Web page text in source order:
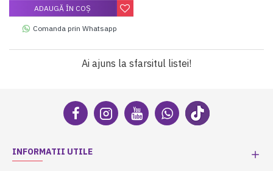
ADAUGĂ ÎN COŞ
Comanda prin Whatsapp
Ai ajuns la sfarsitul listei!
INFORMATII UTILE